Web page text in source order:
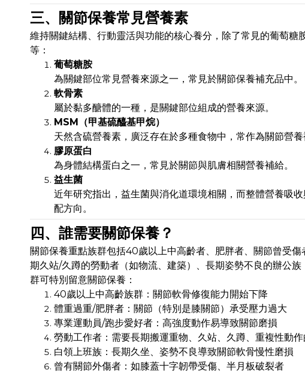
三、關節保養常見營養素
維持關鍵結構、行動靈活與功能的核心養分，除了常見的葡萄
等：
葡萄糖胺
為關鍵部位常見營養來源之一，常見於關節保養補充品中。
軟骨素
屬於黏多醣體的一種，是關鍵部位組成的營養來源。
MSM（甲基硫醯基甲烷）
天然含硫營養素，廣泛存在於多種食物中，常作為關節營養
膠原蛋白
為身體結構蛋白之一，常見於關節與肌膚相關營養補給。
益生菌
近年研究指出，益生菌與消化道環境相關，而整體營養吸
配方向。
四、誰需要關節保養？
關節保養重點族群包括40歲以上中高齡者、肥胖者、關節曾受
期久站/久蹲的勞動者（如物流、建築）、長期姿勢不良的辦公
群可特別留意關節保養：
40歲以上中高齡族群：關節軟骨修復能力開始下降
體重過重/肥胖者：關節（特別是膝關節）承受壓力過大
專業運動員/跑步愛好者：高強度動作易導致關節磨損
勞動工作者：需要長期搬運重物、久站、久蹲、重複性動
白領上班族：長期久坐、姿勢不良導致關節軟骨慢性磨損
曾有關節外傷者：如膝蓋十字韌帶受傷、半月板破裂者